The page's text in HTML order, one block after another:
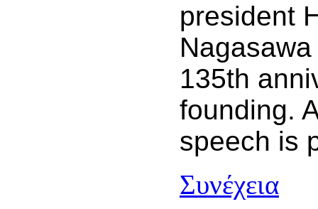
president
135th
founding.
speech is
Συνέχεια